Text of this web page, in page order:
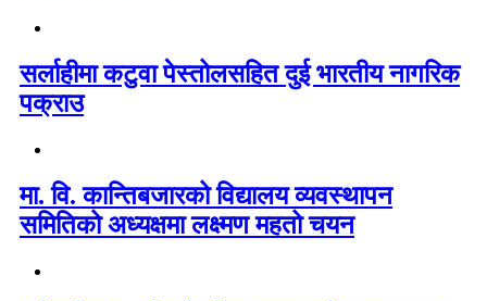
सर्लाहीमा कटुवा पेस्तोलसहित दुई भारतीय नागरिक
पक्राउ
मा. वि. कान्तिबजारको विद्यालय व्यवस्थापन
समितिको अध्यक्षमा लक्ष्मण महतो चयन